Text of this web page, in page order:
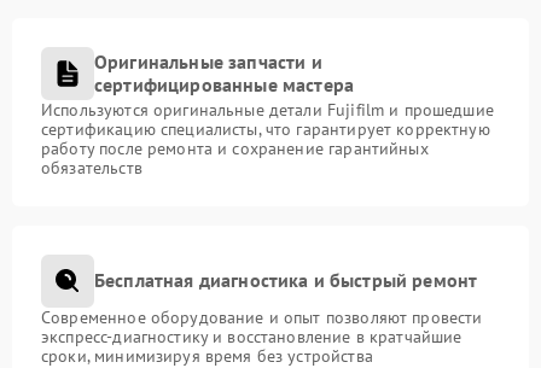
Оригинальные запчасти и
сертифицированные мастера
Используются оригинальные детали Fujifilm и прошедшие
сертификацию специалисты, что гарантирует корректную
работу после ремонта и сохранение гарантийных
обязательств
Бесплатная диагностика и быстрый ремонт
Современное оборудование и опыт позволяют провести
экспресс-диагностику и восстановление в кратчайшие
сроки, минимизируя время без устройства